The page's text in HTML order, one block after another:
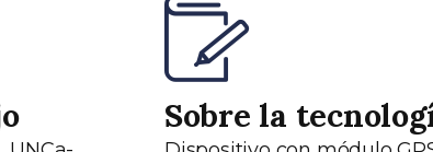
Sobre la